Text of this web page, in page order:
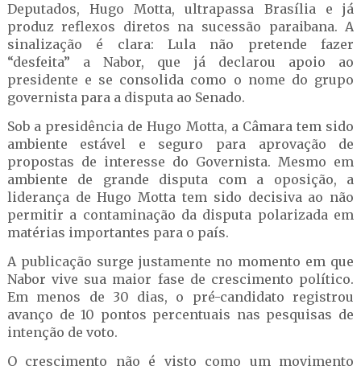
Deputados, Hugo Motta, ultrapassa Brasília e já
produz reflexos diretos na sucessão paraibana. A
sinalização é clara: Lula não pretende fazer
“desfeita” a Nabor, que já declarou apoio ao
presidente e se consolida como o nome do grupo
governista para a disputa ao Senado.
Sob a presidência de Hugo Motta, a Câmara tem sido
ambiente estável e seguro para aprovação de
propostas de interesse do Governista. Mesmo em
ambiente de grande disputa com a oposição, a
liderança de Hugo Motta tem sido decisiva ao não
permitir a contaminação da disputa polarizada em
matérias importantes para o país.
A publicação surge justamente no momento em que
Nabor vive sua maior fase de crescimento político.
Em menos de 30 dias, o pré-candidato registrou
avanço de 10 pontos percentuais nas pesquisas de
intenção de voto.
O crescimento não é visto como um movimento